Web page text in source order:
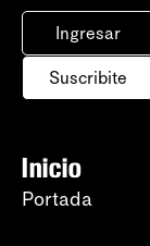
Ingresar
Suscribite
Inicio
Portada